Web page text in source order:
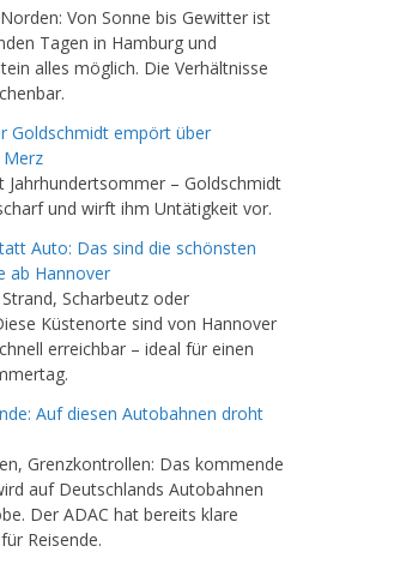
Von Sonne bis Gewitter ist
Tagen in Hamburg und
alles möglich. Die Verhältnisse
Goldschmidt empört über
Merz
Jahrhundertsommer – Goldschmidt
und wirft ihm Untätigkeit vor.
Auto: Das sind die schönsten
ab Hannover
Scharbeutz oder
Küstenorte sind von Hannover
erreichbar – ideal für einen
Auf diesen Autobahnen droht
Grenzkontrollen: Das kommende
auf Deutschlands Autobahnen
Der ADAC hat bereits klare
Reisende.